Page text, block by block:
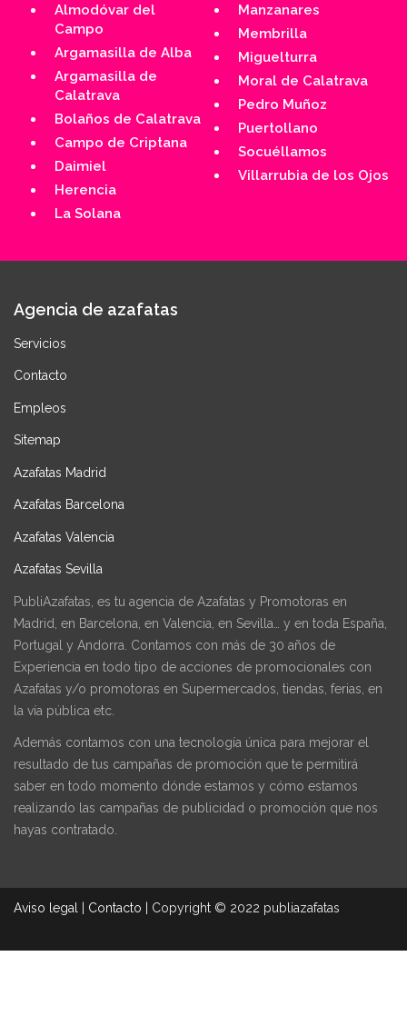
Almodóvar del
Campo
Argamasilla de Alba
Argamasilla de
Calatrava
Bolaños de Calatrava
Campo de Criptana
Daimiel
Herencia
La Solana
Manzanares
Membrilla
Miguelturra
Moral de Calatrava
Pedro Muñoz
Puertollano
Socuéllamos
Villarrubia de los Ojos
Agencia de azafatas
Servicios
Contacto
Empleos
Sitemap
Azafatas Madrid
Azafatas Barcelona
Azafatas Valencia
Azafatas Sevilla
PubliAzafatas, es tu agencia de Azafatas y Promotoras en
Madrid, en Barcelona, en Valencia, en Sevilla… y en toda España,
Portugal y Andorra. Contamos con más de 30 años de
Experiencia en todo tipo de acciones de promocionales con
Azafatas y/o promotoras en Supermercados, tiendas, ferias, en
la vía pública etc.
Además contamos con una tecnología única para mejorar el
resultado de tus campañas de promoción que te permitirá
saber en todo momento dónde estamos y cómo estamos
realizando las campañas de publicidad o promoción que nos
hayas contratado.
Aviso legal Contacto Copyright © 2022 publiazafatas